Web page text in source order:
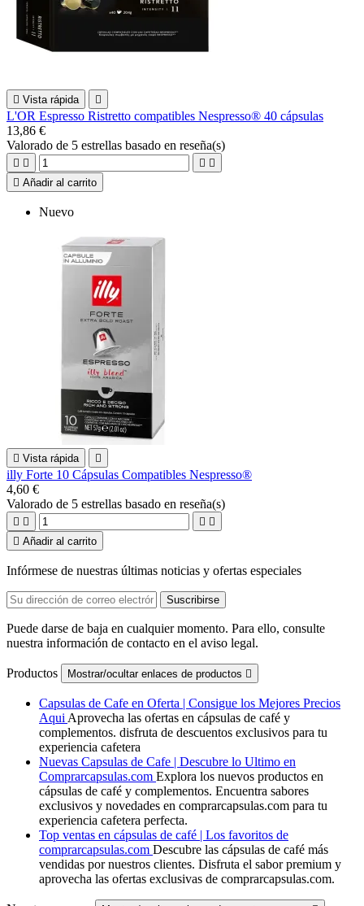
 Vista rápida 
L'OR Espresso Ristretto compatibles Nespresso® 40 cápsulas
13,86 €
Valorado de 5 estrellas basado en reseña(s)
   
 Añadir al carrito
Nuevo
 Vista rápida 
illy Forte 10 Cápsulas Compatibles Nespresso®
4,60 €
Valorado de 5 estrellas basado en reseña(s)
   
 Añadir al carrito
Infórmese de nuestras últimas noticias y ofertas especiales
Puede darse de baja en cualquier momento. Para ello, consulte
nuestra información de contacto en el aviso legal.
Productos Mostrar/ocultar enlaces de productos 
Capsulas de Cafe en Oferta | Consigue los Mejores Precios
Aqui Aprovecha las ofertas en cápsulas de café y
complementos. disfruta de descuentos exclusivos para tu
experiencia cafetera
Nuevas Capsulas de Cafe | Descubre lo Ultimo en
Comprarcapsulas.com Explora los nuevos productos en
cápsulas de café y complementos. Encuentra sabores
exclusivos y novedades en comprarcapsulas.com para tu
experiencia cafetera perfecta.
Top ventas en cápsulas de café | Los favoritos de
comprarcapsulas.com Descubre las cápsulas de café más
vendidas por nuestros clientes. Disfruta el sabor premium y
aprovecha las ofertas exclusivas de comprarcapsulas.com.